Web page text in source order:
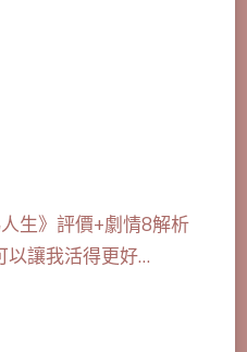
生》評價+劇情8解析
以讓我活得更好…